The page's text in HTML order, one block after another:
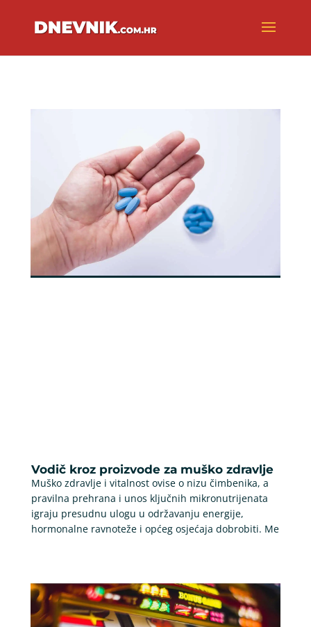
Vodič kroz proizvode za muško zdravlje
Muško zdravlje i vitalnost ovise o nizu čimbenika, a
pravilna prehrana i unos ključnih mikronutrijenata
igraju presudnu ulogu u održavanju energije,
hormonalne ravnoteže i općeg osjećaja dobrobiti. Me